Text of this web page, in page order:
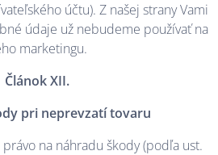
účtu). Z našej strany Vami
údaje už nebudeme používať na
marketingu.
Článok XII.
pri neprevzatí tovaru
na náhradu škody (podľa ust.